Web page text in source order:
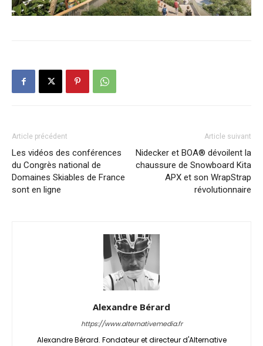
Article précédent
Les vidéos des conférences
du Congrès national de
Domaines Skiables de France
sont en ligne
Article suivant
Nidecker et BOA® dévoilent la
chaussure de Snowboard Kita
APX et son WrapStrap
révolutionnaire
Alexandre Bérard
https://www.alternativemedia.fr
Alexandre Bérard. Fondateur et directeur d'Alternative